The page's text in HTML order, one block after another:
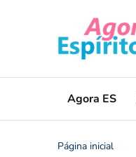
Agora ES
Página inicial